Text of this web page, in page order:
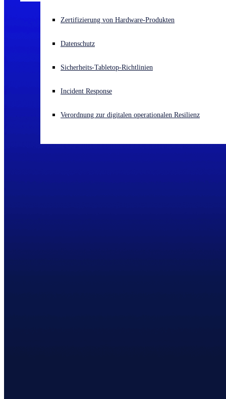
Akuter Cyberangriff? Fordern Sie Sofort-Hilfe an
Open language switcher
Zertifizierung von Hardware-Produkten
Datenschutz
Sicherheits-Tabletop-Richtlinien
Incident Response
Verordnung zur digitalen operationalen Resilienz